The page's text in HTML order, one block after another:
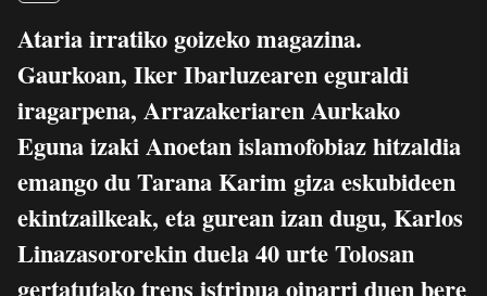
Ataria irratiko goizeko magazina.
Gaurkoan, Iker Ibarluzearen eguraldi
iragarpena, Arrazakeriaren Aurkako
Eguna izaki Anoetan islamofobiaz hitzaldia
emango du Tarana Karim giza eskubideen
ekintzailkeak, eta gurean izan dugu, Karlos
Linazasororekin duela 40 urte Tolosan
gertatutako trens istripua oinarri duen bere